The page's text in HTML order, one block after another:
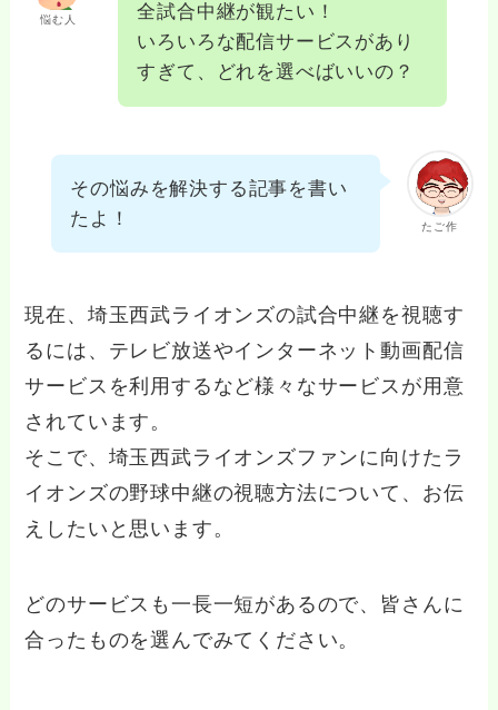
悩む人
全試合中継が観たい！
いろいろな配信サービスがあり
すぎて、どれを選べばいいの？
たご作
その悩みを解決する記事を書い
たよ！
現在、埼玉西武ライオンズの試合中継を視聴す
るには、テレビ放送やインターネット動画配信
サービスを利用するなど様々なサービスが用意
されています。
そこで、埼玉西武ライオンズファンに向けたラ
イオンズの野球中継の視聴方法について、お伝
えしたいと思います。
どのサービスも一長一短があるので、皆さんに
合ったものを選んでみてください。